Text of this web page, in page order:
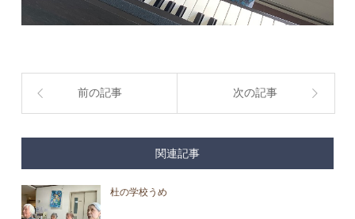
前の記事 次の記事
関連記事
杜の学校うめ